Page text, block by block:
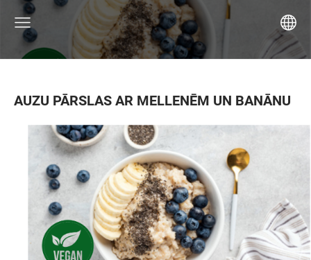
AUZU PĀRSLAS AR MELLENĒM UN BANĀNU